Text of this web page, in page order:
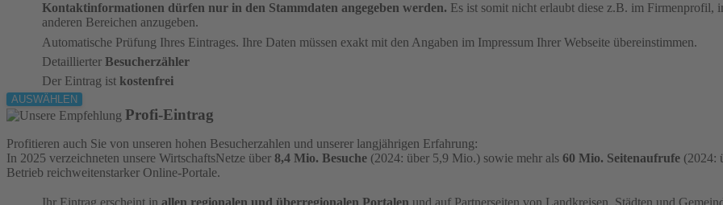
Kontaktinformationen dürfen nur in den Stammdaten angegeben werden. Es ist somit nicht erlaubt diese z.B. im Firmenprofil,
anderen Bereichen anzugeben.
Automatische Prüfung Ihres Eintrages. Ihre Daten müssen exakt mit den Angaben im Impressum Ihrer Webseite übereinstimmen.
Detaillierter Besucherzähler
Der Eintrag ist kostenfrei
AUSWÄHLEN
Profi-Eintrag
Profitieren auch Sie von unseren hohen Besucherzahlen und unserer langjährigen Erfahrung:
In 2025 verzeichneten unsere WirtschaftsNetze über 8,4 Mio. Besuche (2024: über 5,9 Mio.) sowie mehr als 60 Mio. Seitenaufrufe (2024:
Betrieb reichweitenstarker Online-Portale.
Ihr Eintrag erscheint in allen regionalen und überregionalen Portalen und auf Partnerseiten von Landkreisen, Städten und